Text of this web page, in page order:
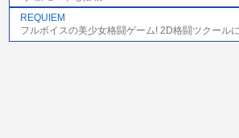
REQUIEM
フルボイスの美少女格闘ゲーム! 2D格闘ツクール